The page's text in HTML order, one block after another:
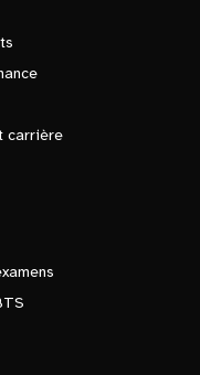
carrière